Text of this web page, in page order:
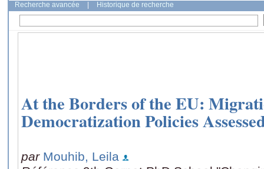
Recherche avancée Historique de recherche
At the Borders of the EU:
Democratization Policies
par Mouhib, Leila